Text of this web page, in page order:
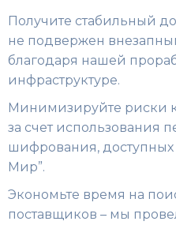
Получите стабильный
не подвержен
благодаря нашей
инфраструктуре.
Минимизируйте риски
за счет использования
шифрования, доступных
Мир”.
Экономьте время на
поставщиков – мы